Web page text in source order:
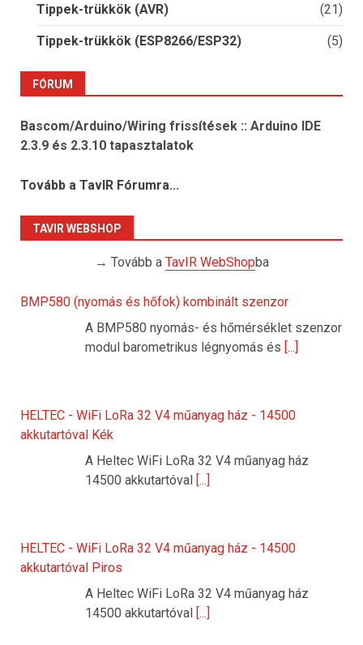
Tippek-trükkök (AVR) (21)
Tippek-trükkök (ESP8266/ESP32) (5)
FÓRUM
Bascom/Arduino/Wiring frissítések :: Arduino IDE
2.3.9 és 2.3.10 tapasztalatok
Tovább a TavIR Fórumra...
TAVIR WEBSHOP
→ Tovább a TavIR WebShopba
BMP580 (nyomás és hőfok) kombinált szenzor
A BMP580 nyomás- és hőmérséklet szenzor
modul barometrikus légnyomás és [...]
HELTEC - WiFi LoRa 32 V4 műanyag ház - 14500
akkutartóval Kék
A Heltec WiFi LoRa 32 V4 műanyag ház
14500 akkutartóval [...]
HELTEC - WiFi LoRa 32 V4 műanyag ház - 14500
akkutartóval Piros
A Heltec WiFi LoRa 32 V4 műanyag ház
14500 akkutartóval [...]